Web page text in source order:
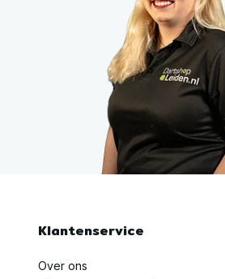
Klantenservice
Over ons